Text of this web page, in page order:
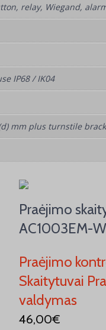
relay, Wiegand,
IP68 / IK04
mm plus turnstile
Praėjimo
AC1003EM-
Praėjimo
Skaitytuvai
valdymas
46,00€